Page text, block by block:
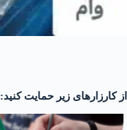
از کارزارهای زیر حمایت کنید: